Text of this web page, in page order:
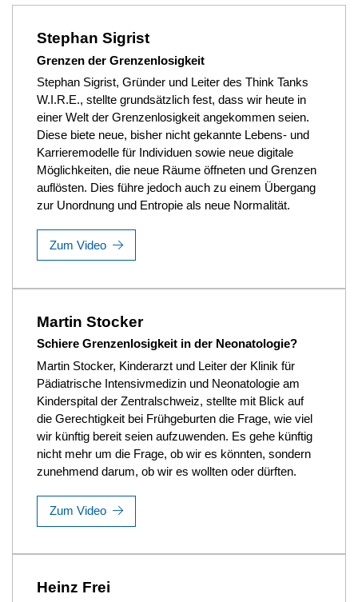
Stephan Sigrist
Grenzen der Grenzenlosigkeit
Stephan Sigrist, Gründer und Leiter des Think Tanks
W.I.R.E., stellte grundsätzlich fest, dass wir heute in
einer Welt der Grenzenlosigkeit angekommen seien.
Diese biete neue, bisher nicht gekannte Lebens- und
Karrieremodelle für Individuen sowie neue digitale
Möglichkeiten, die neue Räume öffneten und Grenzen
auflösten. Dies führe jedoch auch zu einem Übergang
zur Unordnung und Entropie als neue Normalität.
Zum Video
Martin Stocker
Schiere Grenzenlosigkeit in der Neonatologie?
Martin Stocker, Kinderarzt und Leiter der Klinik für
Pädiatrische Intensivmedizin und Neonatologie am
Kinderspital der Zentralschweiz, stellte mit Blick auf
die Gerechtigkeit bei Frühgeburten die Frage, wie viel
wir künftig bereit seien aufzuwenden. Es gehe künftig
nicht mehr um die Frage, ob wir es könnten, sondern
zunehmend darum, ob wir es wollten oder dürften.
Zum Video
Heinz Frei